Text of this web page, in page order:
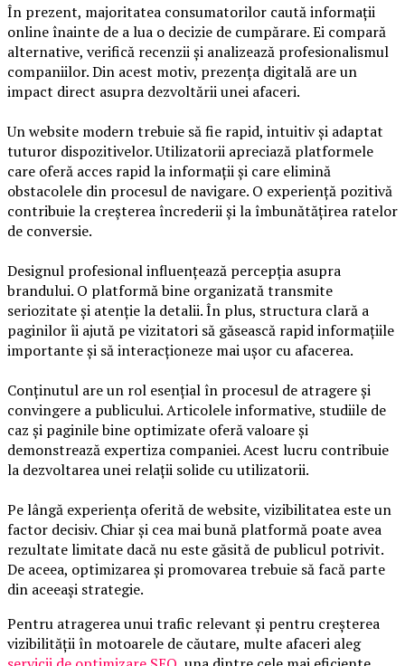
În prezent, majoritatea consumatorilor caută informații
online înainte de a lua o decizie de cumpărare. Ei compară
alternative, verifică recenzii și analizează profesionalismul
companiilor. Din acest motiv, prezența digitală are un
impact direct asupra dezvoltării unei afaceri.
Un website modern trebuie să fie rapid, intuitiv și adaptat
tuturor dispozitivelor. Utilizatorii apreciază platformele
care oferă acces rapid la informații și care elimină
obstacolele din procesul de navigare. O experiență pozitivă
contribuie la creșterea încrederii și la îmbunătățirea ratelor
de conversie.
Designul profesional influențează percepția asupra
brandului. O platformă bine organizată transmite
seriozitate și atenție la detalii. În plus, structura clară a
paginilor îi ajută pe vizitatori să găsească rapid informațiile
importante și să interacționeze mai ușor cu afacerea.
Conținutul are un rol esențial în procesul de atragere și
convingere a publicului. Articolele informative, studiile de
caz și paginile bine optimizate oferă valoare și
demonstrează expertiza companiei. Acest lucru contribuie
la dezvoltarea unei relații solide cu utilizatorii.
Pe lângă experiența oferită de website, vizibilitatea este un
factor decisiv. Chiar și cea mai bună platformă poate avea
rezultate limitate dacă nu este găsită de publicul potrivit.
De aceea, optimizarea și promovarea trebuie să facă parte
din aceeași strategie.
Pentru atragerea unui trafic relevant și pentru creșterea
vizibilității în motoarele de căutare, multe afaceri aleg